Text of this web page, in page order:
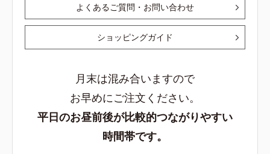
よくあるご質問・お問い合わせ
ショッピングガイド
月末は混み合いますので
お早めにご注文ください。
平日のお昼前後が比較的つながりやすい
時間帯です。